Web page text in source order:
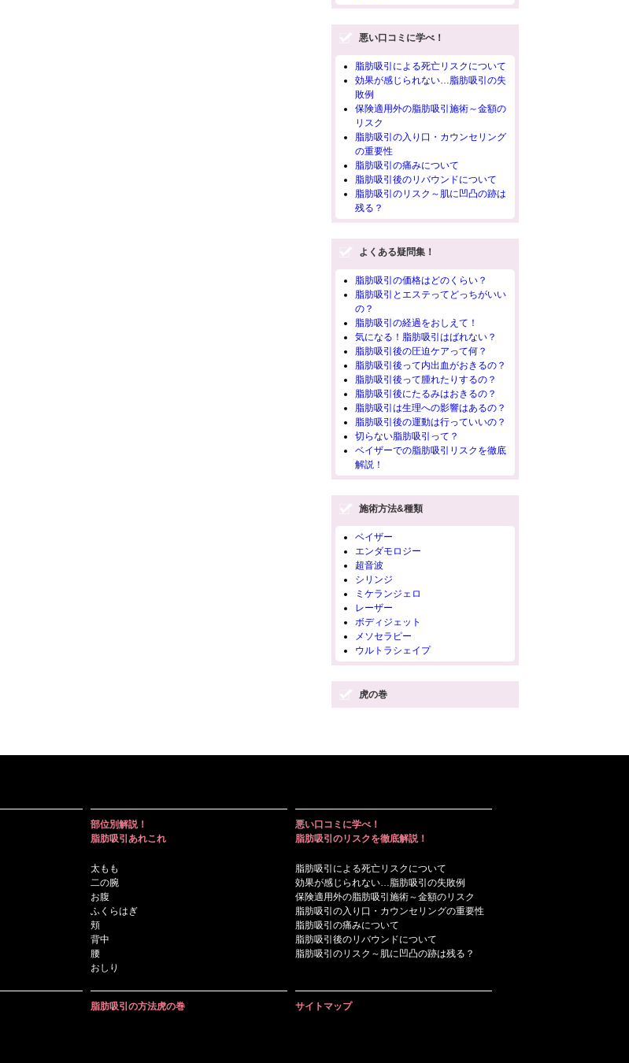
悪い口コミに学べ！
脂肪吸引による死亡リスクについて
効果が感じられない…脂肪吸引の失
敗例
保険適用外の脂肪吸引施術～金額の
リスク
脂肪吸引の入り口・カウンセリング
の重要性
脂肪吸引の痛みについて
脂肪吸引後のリバウンドについて
脂肪吸引のリスク～肌に凹凸の跡は
残る？
よくある疑問集！
脂肪吸引の価格はどのくらい？
脂肪吸引とエステってどっちがいい
の？
脂肪吸引の経過をおしえて！
気になる！脂肪吸引はばれない？
脂肪吸引後の圧迫ケアって何？
脂肪吸引後って内出血がおきるの？
脂肪吸引後って腫れたりするの？
脂肪吸引後にたるみはおきるの？
脂肪吸引は生理への影響はあるの？
脂肪吸引後の運動は行っていいの？
切らない脂肪吸引って？
ベイザーでの脂肪吸引リスクを徹底
解説！
施術方法&種類
ベイザー
エンダモロジー
超音波
シリンジ
ミケランジェロ
レーザー
ボディジェット
メソセラピー
ウルトラシェイプ
虎の巻
部位別解説！
脂肪吸引あれこれ
太もも
二の腕
お腹
ふくらはぎ
頬
背中
腰
おしり
悪い口コミに学べ！
脂肪吸引のリスクを徹底解説！
脂肪吸引による死亡リスクについて
効果が感じられない…脂肪吸引の失敗例
保険適用外の脂肪吸引施術～金額のリスク
脂肪吸引の入り口・カウンセリングの重要性
脂肪吸引の痛みについて
脂肪吸引後のリバウンドについて
脂肪吸引のリスク～肌に凹凸の跡は残る？
脂肪吸引の方法虎の巻 サイトマップ